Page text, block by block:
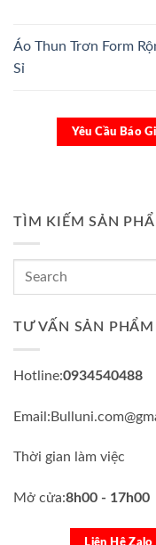
Áo Thun Trơn Form
Sỉ
Yêu Cầu Báo
TÌM KIẾM SẢN
TƯ VẤN SẢN PHẨM
Hotline:0934540488
Thời gian làm việc
Mở cửa:8h00 - 17h00
Liên Hệ Zalo